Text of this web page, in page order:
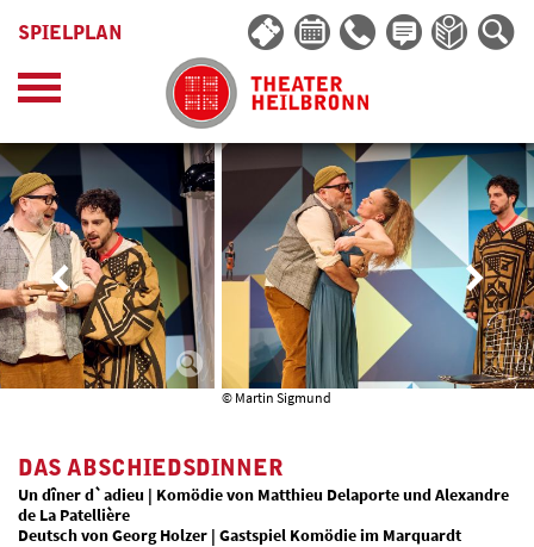
SPIELPLAN
© Martin Sigmund
DAS ABSCHIEDSDINNER
Un dîner d`adieu | Komödie von Matthieu Delaporte und Alexandre
de La Patellière
Deutsch von Georg Holzer | Gastspiel Komödie im Marquardt